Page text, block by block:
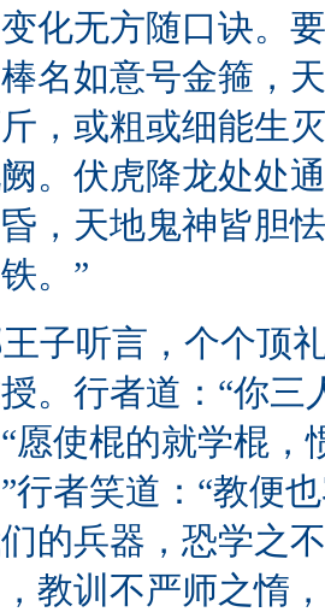
化无方随口诀。
名如意号金箍，
，或粗或细能生
。伏虎降龙处处
，天地鬼神皆胆
。”
子听言，个个顶
。行者道：“你三
愿使棍的就学棍
行者笑道：“教便
的兵器，恐学之
教训不严师之惰